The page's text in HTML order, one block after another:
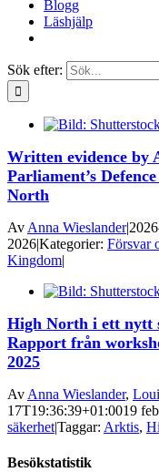
Blogg
Läshjälp
Sök efter:
Written evidence by
Parliament’s
North
Av Anna Wieslander|
2026|Kategorier: Försvar
Kingdom|
High North i ett nytt
Rapport från
2025
Av Anna Wieslander,
17T19:36:39+01:0019
säkerhet|Taggar: Arktis,
Besökstatistik